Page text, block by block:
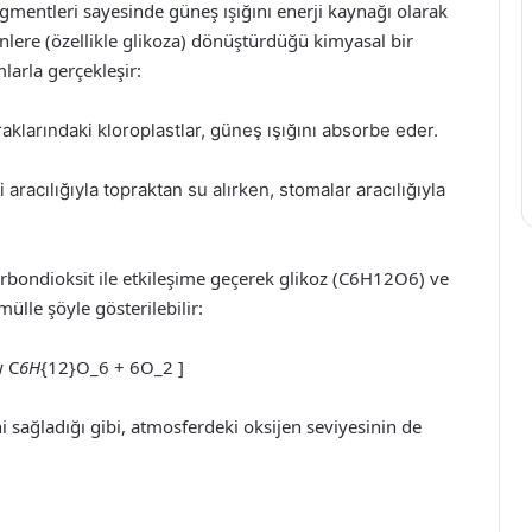
sayesinde güneş ışığını enerji kaynağı olarak
(özellikle glikoza) dönüştürdüğü kimyasal bir
gerçekleşir:
kloroplastlar, güneş ışığını absorbe eder.
topraktan su alırken, stomalar aracılığıyla
ile etkileşime geçerek glikoz (C6H12O6) ve
şöyle gösterilebilir:
C6H{12}O_6 + 6O_2 ]
gibi, atmosferdeki oksijen seviyesinin de